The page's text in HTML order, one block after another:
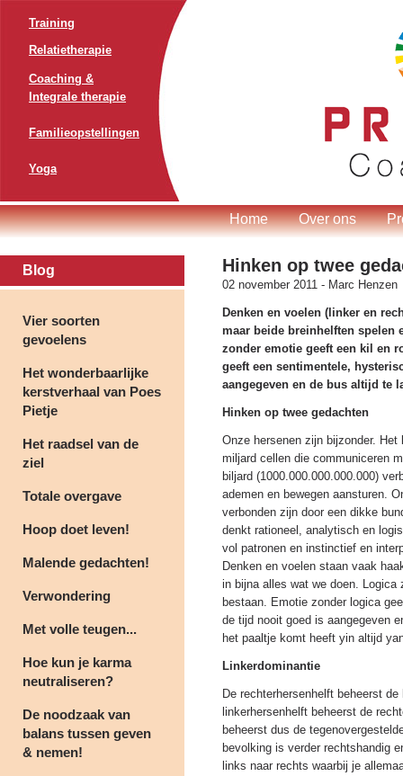
Training
Relatietherapie
Coaching &
Integrale therapie
Familieopstellingen
Yoga
Home Over ons
Blog
Vier soorten
gevoelens
Het wonderbaarlijke
kerstverhaal van Poes
Pietje
Het raadsel van de
ziel
Totale overgave
Hoop doet leven!
Malende gedachten!
Verwondering
Met volle teugen...
Hoe kun je karma
neutraliseren?
De noodzaak van
balans tussen geven
& nemen!
Hinken op twee
02 november 2011 - Marc Henzen
Denken en voelen (linker en
maar beide breinhelften spelen
zonder emotie geeft een kil en
geeft een sentimentele,
aangegeven en de bus altijd te
Hinken op twee gedachten
Onze hersenen zijn bijzonder. Het
miljard cellen die communiceren
biljard (1000.000.000.000.000)
ademen en bewegen aansturen.
verbonden zijn door een dikke
denkt rationeel, analytisch en
vol patronen en instinctief en
Denken en voelen staan vaak
in bijna alles wat we doen.
bestaan. Emotie zonder logica
de tijd nooit goed is aangegeven
het paaltje komt heeft yin altijd
Linkerdominantie
De rechterhersenhelft beheerst
linkerhersenhelft beheerst de
beheerst dus de
bevolking is verder rechtshandig
links naar rechts waarbij je